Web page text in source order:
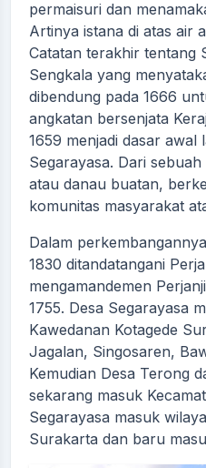
permaisuri dan
Artinya istana di atas air
Catatan terakhir tentang
Sengkala yang
dibendung pada 1666
angkatan bersenjata
1659 menjadi dasar awal
Segarayasa. Dari
atau danau buatan,
komunitas masyarakat
Dalam
1830 ditandatangani
mengamandemen
1755. Desa Segarayasa
Kawedanan Kotagede
Jagalan, Singosaren,
Kemudian Desa Terong
sekarang masuk
Segarayasa masuk
Surakarta dan baru